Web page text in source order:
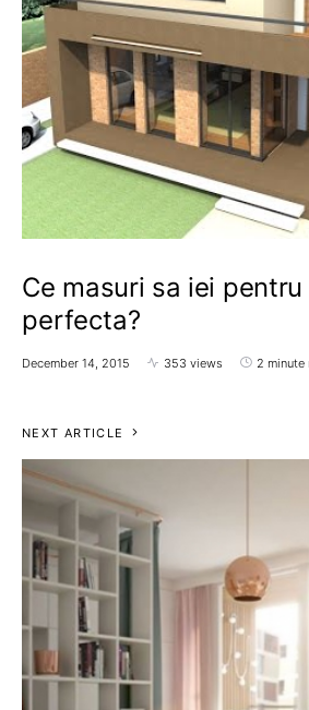
Ce masuri sa iei
perfecta?
December 14, 2015 353 views 2 minute
NEXT ARTICLE